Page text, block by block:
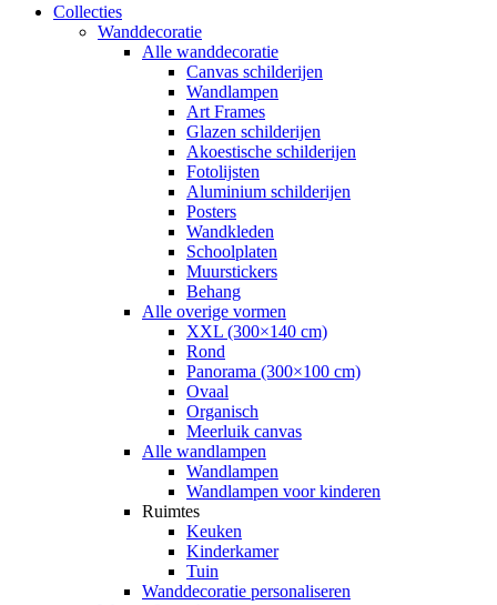
Collecties
Wanddecoratie
Alle wanddecoratie
Canvas schilderijen
Wandlampen
Art Frames
Glazen schilderijen
Akoestische schilderijen
Fotolijsten
Aluminium schilderijen
Posters
Wandkleden
Schoolplaten
Muurstickers
Behang
Alle overige vormen
XXL (300×140 cm)
Rond
Panorama (300×100 cm)
Ovaal
Organisch
Meerluik canvas
Alle wandlampen
Wandlampen
Wandlampen voor kinderen
Ruimtes
Keuken
Kinderkamer
Tuin
Wanddecoratie personaliseren